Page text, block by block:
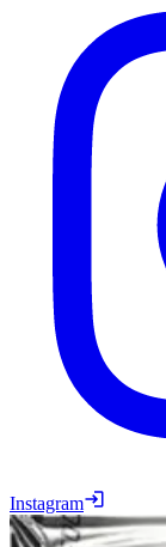
Instagram